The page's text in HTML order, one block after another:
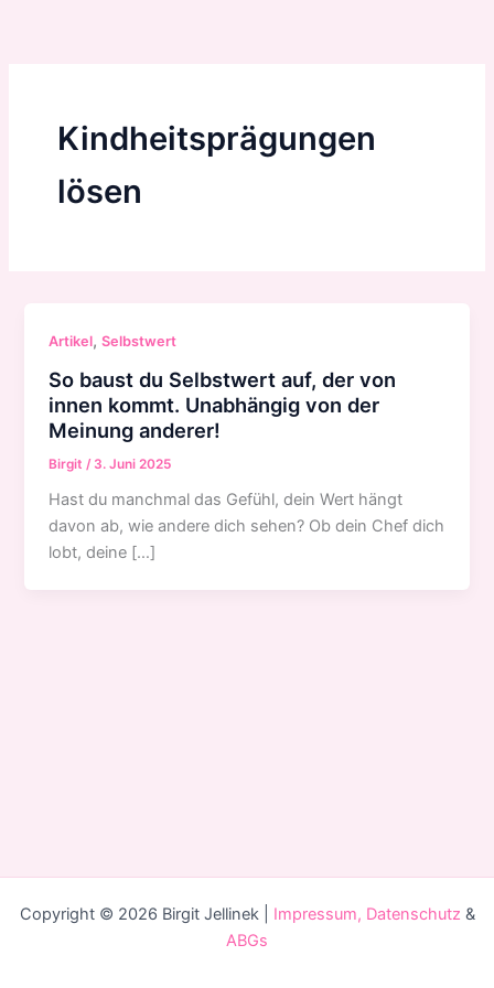
Kindheitsprägungen
lösen
Artikel,Selbstwert
So baust du Selbstwert auf, der von
innen kommt. Unabhängig von der
Meinung anderer!
Birgit / 3. Juni 2025
Hast du manchmal das Gefühl, dein Wert hängt
davon ab, wie andere dich sehen? Ob dein Chef dich
lobt, deine […]
Copyright © 2026 Birgit Jellinek | Impressum, Datenschutz &
ABGs